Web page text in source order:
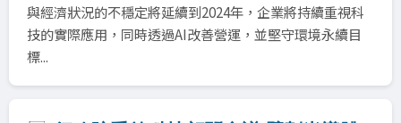
與經濟狀況的不穩定將延續到2024年，企業將持續重視科
技的實際應用，同時透過AI改善營運，並堅守環境永續目
標...